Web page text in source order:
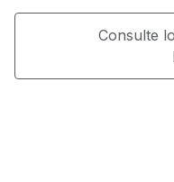
Consulte